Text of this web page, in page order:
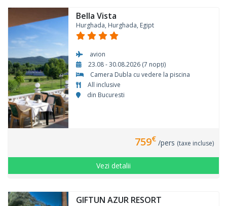
Bella Vista
Hurghada, Hurghada, Egipt
avion
23.08 - 30.08.2026 (7 nopți)
Camera Dubla cu vedere la piscina
All inclusive
din Bucuresti
759€ /pers (taxe incluse)
Vezi detalii
GIFTUN AZUR RESORT